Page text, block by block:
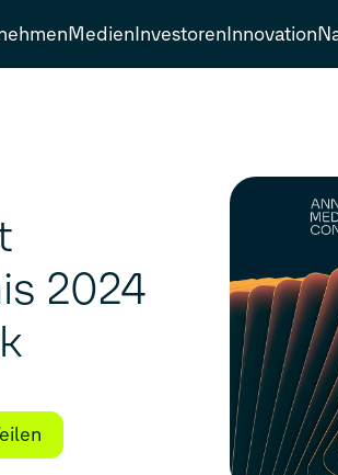
MedienInvestorenInnovation
2024